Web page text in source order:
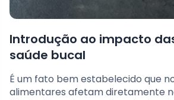
Introdução ao impacto
saúde bucal
É um fato bem estabelecido que
alimentares afetam diretamente